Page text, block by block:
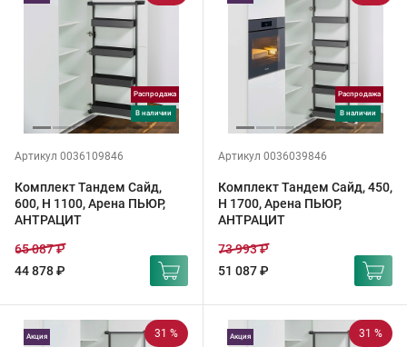
Распродажа
в наличии
Артикул 0036109846
Комплект Тандем Сайд,
600, H 1100, Арена ПЬЮР,
АНТРАЦИТ
44 878 ₽
65 087 ₽
Распродажа
в наличии
Артикул 0036039846
Комплект Тандем Сайд, 450,
H 1700, Арена ПЬЮР,
АНТРАЦИТ
51 087 ₽
73 993 ₽
31 %
Акция 31 %
Акция